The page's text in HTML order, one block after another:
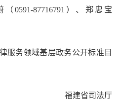
0591-87716791）、郑忠宝
务领域基层政务公开标准目
福建省司法厅